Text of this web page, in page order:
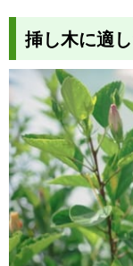
挿し木に適